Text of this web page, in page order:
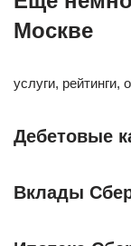
Москве
услуги, рейтинги,
Дебетовые
Вклады